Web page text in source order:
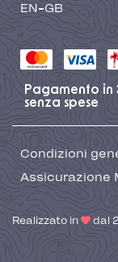
EN-GB
Pagamento in
senza spese
Condizioni
Assicurazione
Realizzato in dal